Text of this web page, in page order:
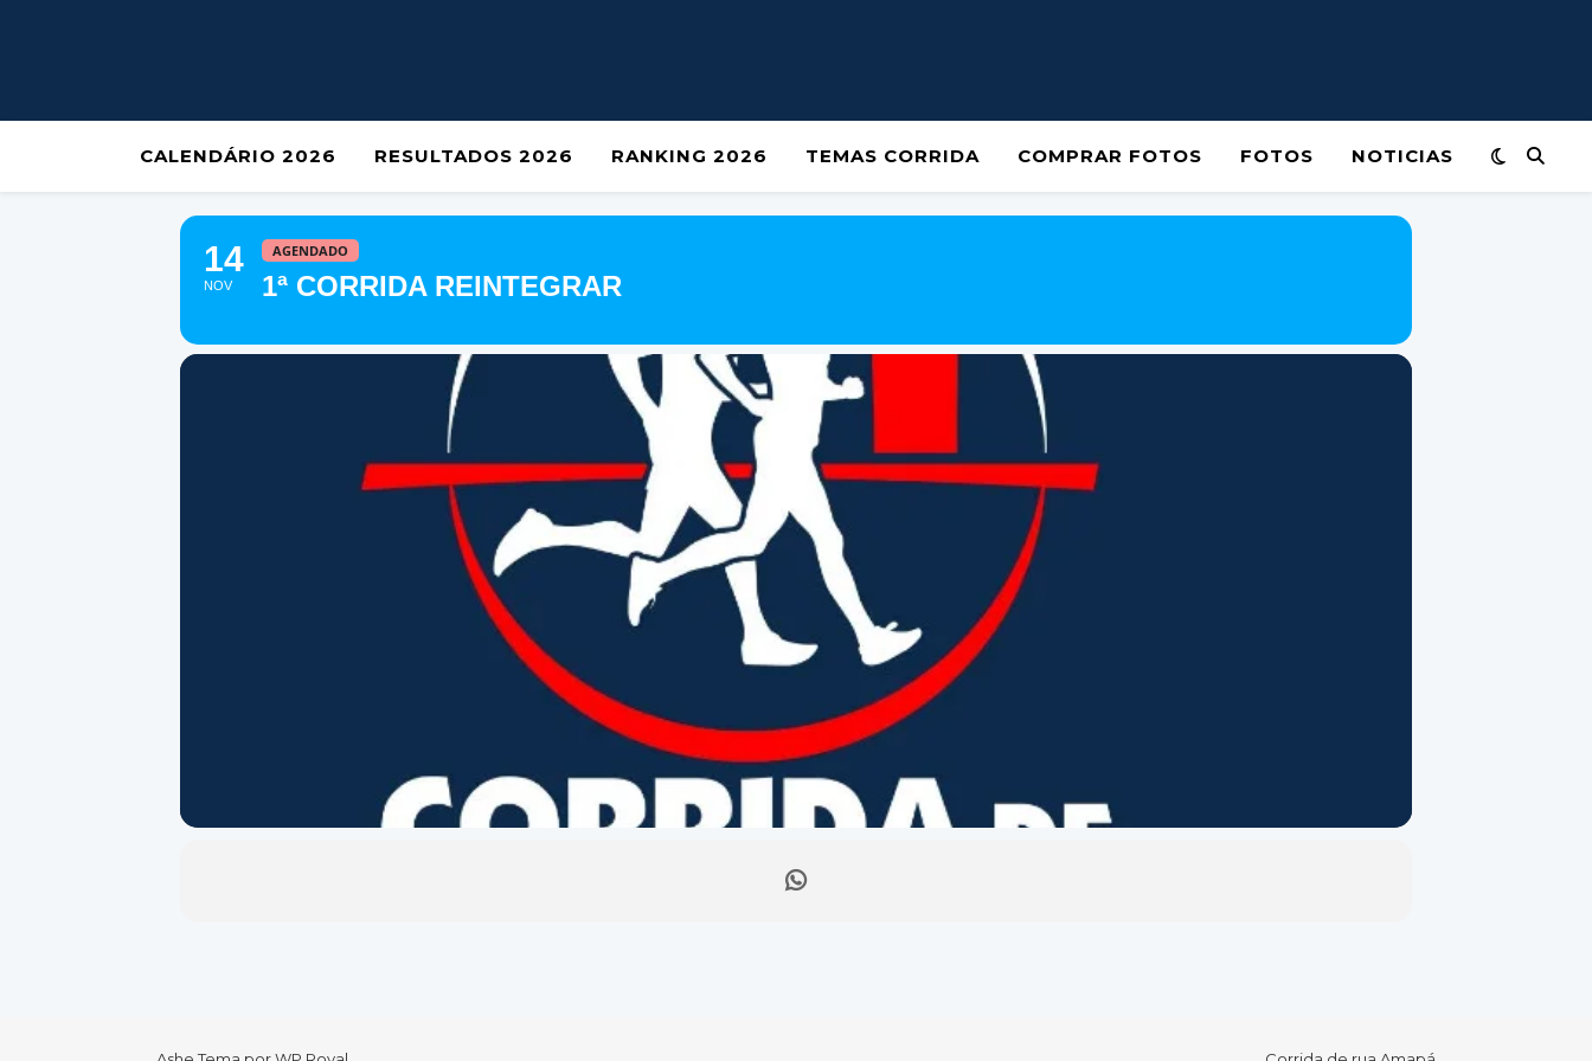
CALENDÁRIO 2026 RESULTADOS 2026 RANKING 2026 TEMAS CORRIDA COMPRAR FOTOS FOTOS NOTICIAS
14
NOV
AGENDADO
1ª CORRIDA REINTEGRAR